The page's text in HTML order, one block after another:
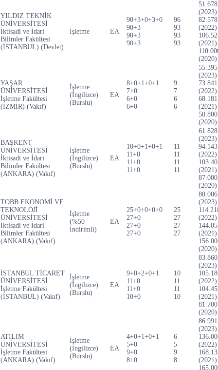
YILDIZ TEKNİK
ÜNİVERSİTESİ
İktisadi ve İdari
Bilimler Fakültesi
(İSTANBUL) (Devlet)
İşletme EA
90+3+0+3+0
90+3
90+3
90+3
96
93
93
93
51.678
(2023)
82.578
(2022)
(2021)
(2020)
YAŞAR
ÜNİVERSİTESİ
İşletme Fakültesi
(İZMİR) (Vakıf)
İşletme
(İngilizce)
(Burslu)
EA
8+0+1+0+1
7+0
6+0
6+0
9
7
6
6
55.395
(2023)
73.841
(2022)
68.181
(2021)
50.800
(2020)
BAŞKENT
ÜNİVERSİTESİ
İktisadi ve İdari
Bilimler Fakültesi
(ANKARA) (Vakıf)
İşletme
(İngilizce)
(Burslu)
EA
10+0+1+0+1
11+0
11+0
11+0
11
11
11
11
61.828
(2023)
94.143
(2022)
(2021)
87.000
(2020)
TOBB EKONOMİ VE
TEKNOLOJİ
ÜNİVERSİTESİ
İktisadi ve İdari
Bilimler Fakültesi
(ANKARA) (Vakıf)
İşletme
(%50
İndirimli)
EA
25+0+0+0+0
27+0
27+0
27+0
25
27
27
27
80.006
(2023)
(2022)
(2021)
(2020)
İSTANBUL TİCARET
ÜNİVERSİTESİ
İşletme Fakültesi
(İSTANBUL) (Vakıf)
İşletme
(İngilizce)
(Burslu)
EA
9+0+2+0+1
11+0
11+0
10+0
10
11
11
10
83.860
(2023)
(2022)
(2021)
81.700
(2020)
ATILIM
ÜNİVERSİTESİ
İşletme Fakültesi
(ANKARA) (Vakıf)
İşletme
(İngilizce)
(Burslu)
EA
4+0+1+0+1
5+0
9+0
8+0
6
5
9
8
86.991
(2023)
(2022)
(2021)